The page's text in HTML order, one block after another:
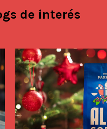
de interés